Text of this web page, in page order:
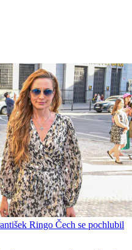
Ringo Čech se pochlubil